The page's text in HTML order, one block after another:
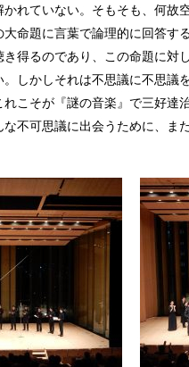
れていない。そもそも、何故
命題に言葉で論理的に回答す
得るのであり、この命題に対
。しかしそれは不思議に不思議
こそが『謎の音楽』で三好達
不可思議に出会うために、ま